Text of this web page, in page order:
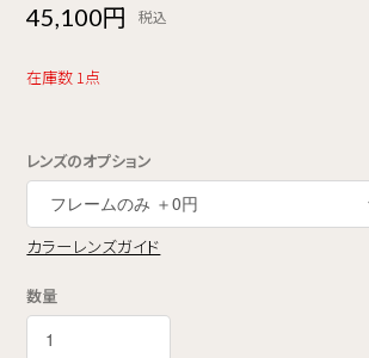
45,100円 税込
在庫数 1点
レンズのオプション
カラーレンズガイド
数量